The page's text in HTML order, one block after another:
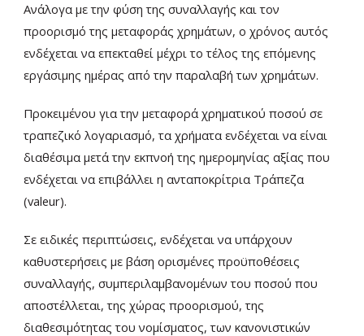
Ανάλογα με την φύση της συναλλαγής και τον
προορισμό της μεταφοράς χρημάτων, ο χρόνος αυτός
ενδέχεται να επεκταθεί μέχρι το τέλος της επόμενης
εργάσιμης ημέρας από την παραλαβή των χρημάτων.
Προκειμένου για την μεταφορά χρηματικού ποσού σε
τραπεζικό λογαριασμό, τα χρήματα ενδέχεται να είναι
διαθέσιμα μετά την εκπνοή της ημερομηνίας αξίας που
ενδέχεται να επιβάλλει η ανταποκρίτρια Τράπεζα
(valeur).
Σε ειδικές περιπτώσεις, ενδέχεται να υπάρχουν
καθυστερήσεις με βάση ορισμένες προϋποθέσεις
συναλλαγής, συμπεριλαμβανομένων του ποσού που
αποστέλλεται, της χώρας προορισμού, της
διαθεσιμότητας του νομίσματος, των κανονιστικών